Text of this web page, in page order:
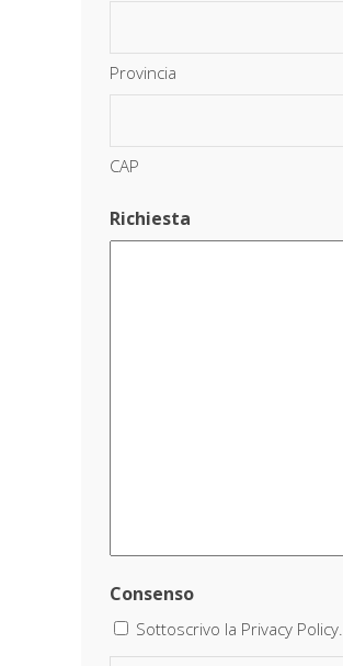
Provincia
CAP
Richiesta
Consenso
Sottoscrivo la Privacy Policy.